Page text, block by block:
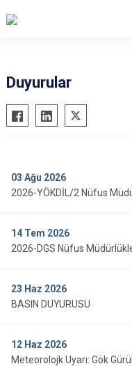
Duyurular
03 Ağu 2026
2026-YÖKDİL/2 Nüfus
14 Tem 2026
2026-DGS Nüfus
23 Haz 2026
BASIN DUYURUSU
12 Haz 2026
Meteorolojk Uyarı: Gök